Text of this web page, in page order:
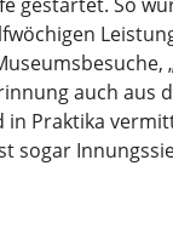
auch aus
Praktika
sogar